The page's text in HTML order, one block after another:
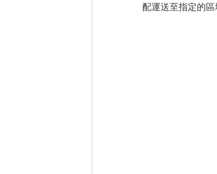
配運送至指定的